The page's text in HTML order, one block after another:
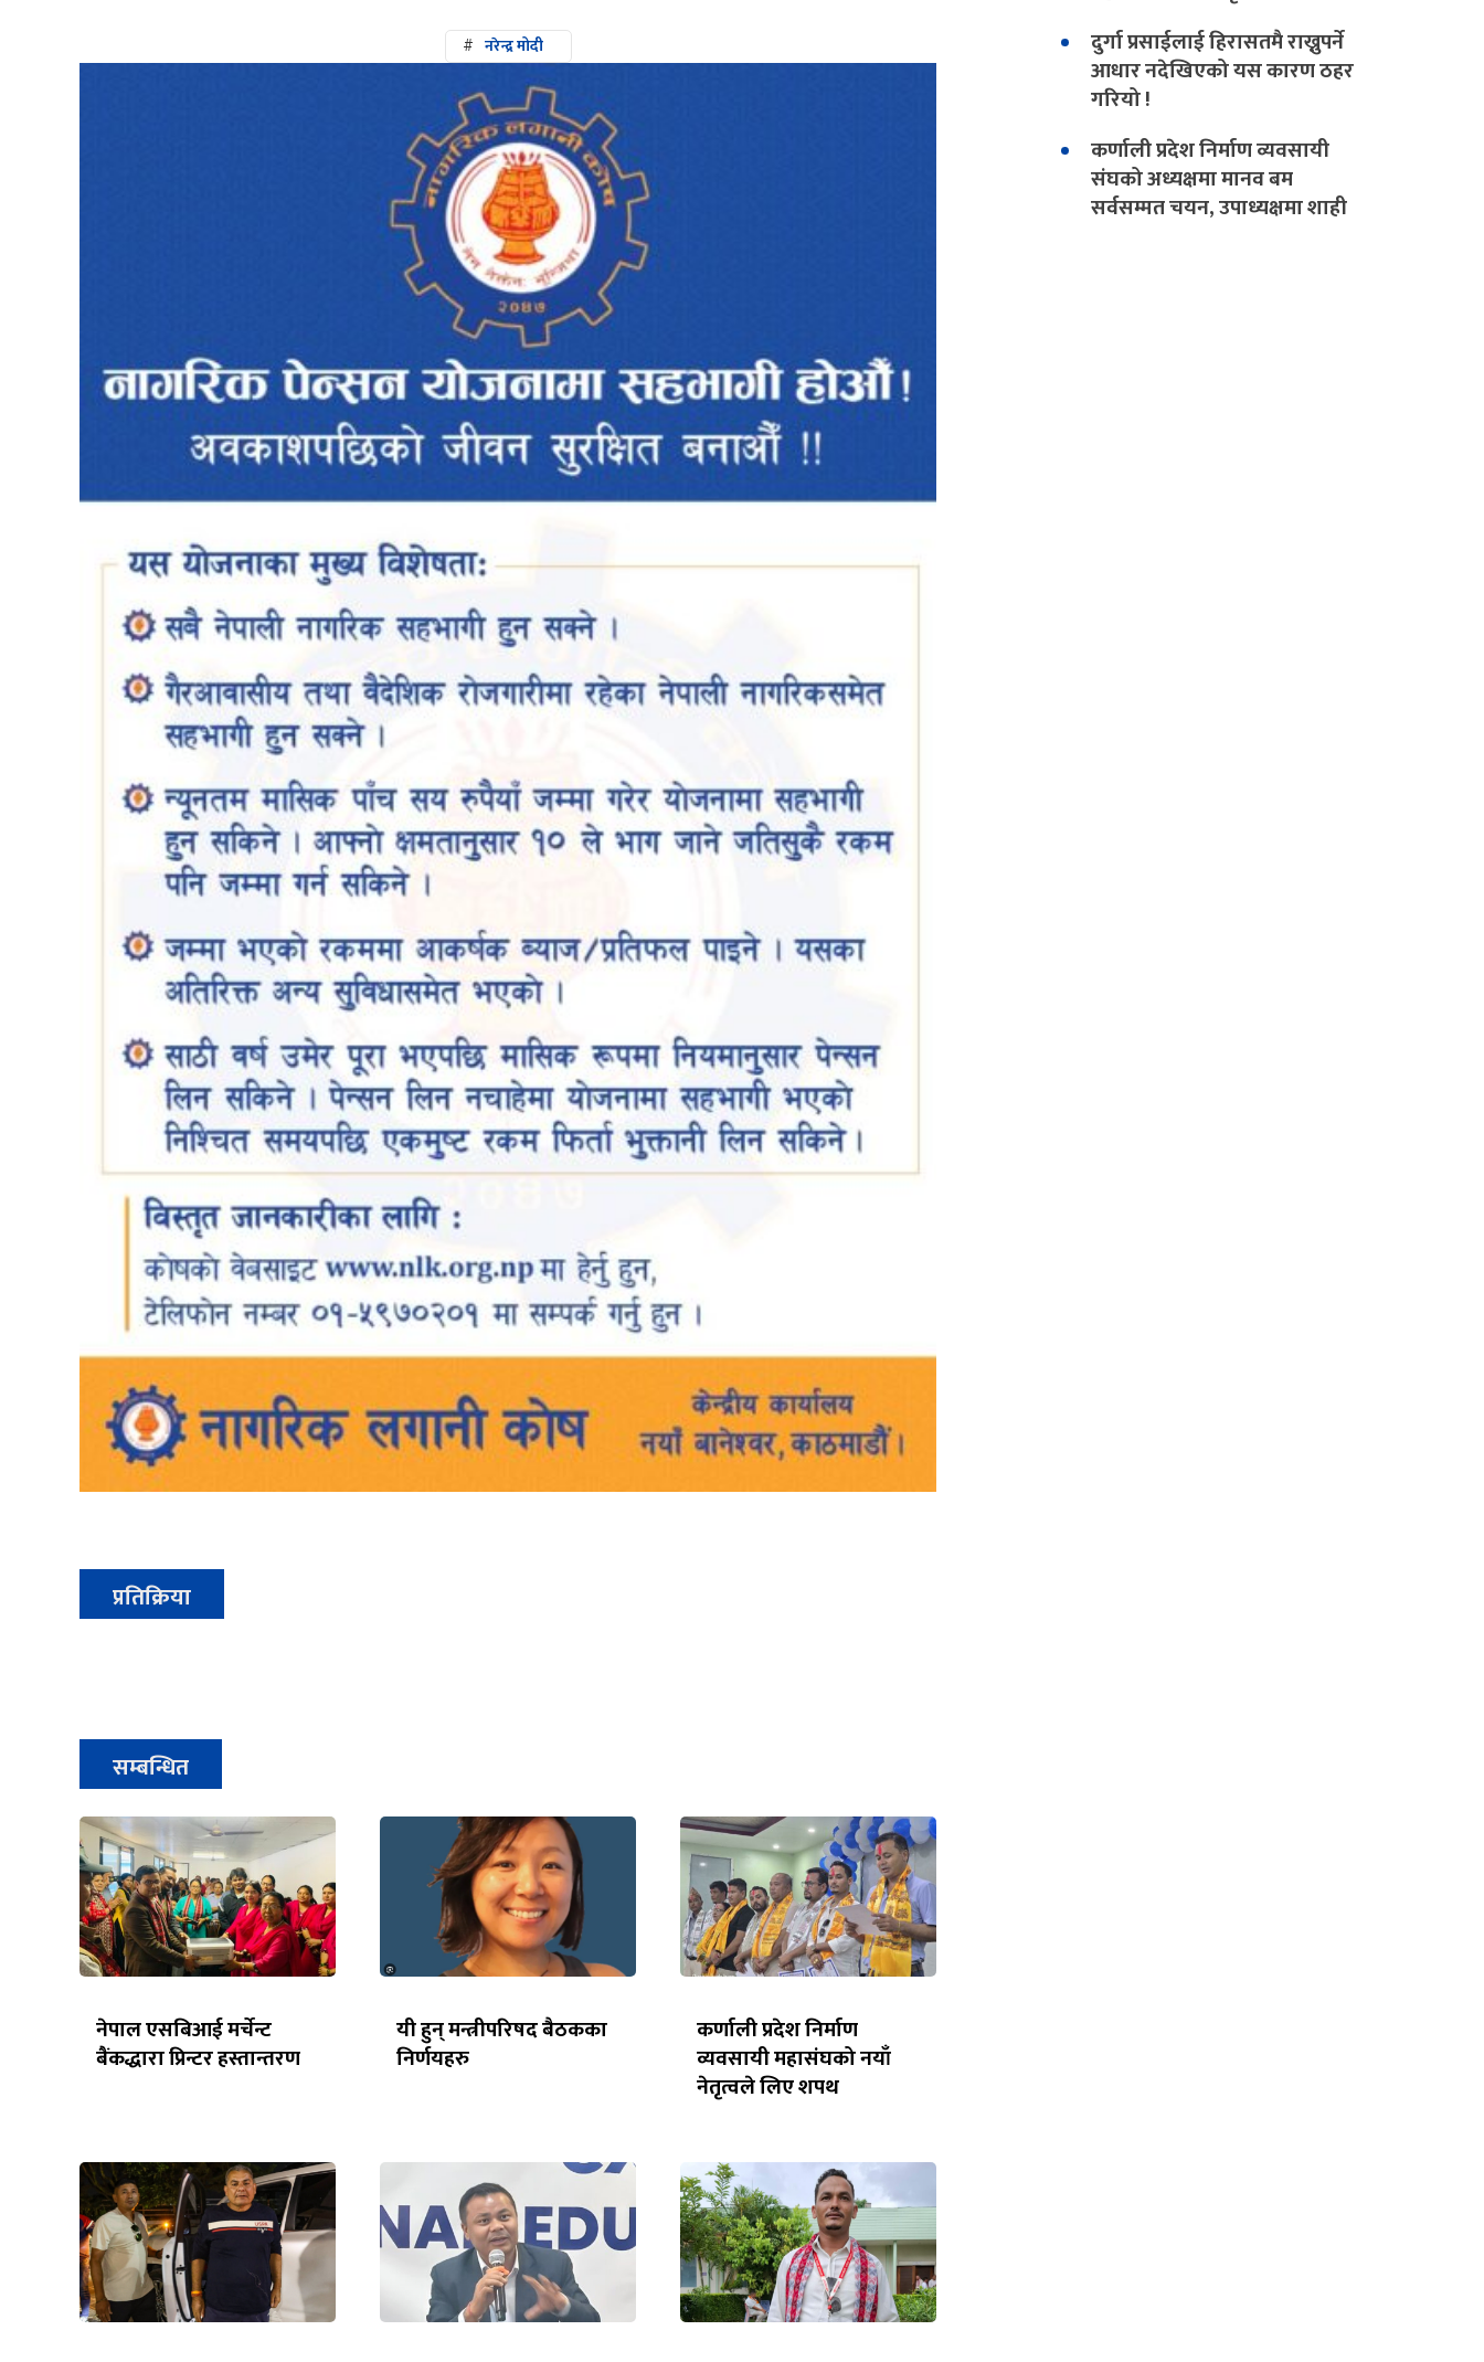
# नरेन्द्र मोदी
प्रतिक्रिया
सम्बन्धित
नेपाल एसबिआई मर्चेन्ट
बैंकद्धारा प्रिन्टर हस्तान्तरण
यी हुन् मन्त्रीपरिषद बैठकका
निर्णयहरु
कर्णाली प्रदेश निर्माण
व्यवसायी महासंघको नयाँ
नेतृत्वले लिए शपथ
दुर्गा प्रसाईलाई हिरासतमै राख्नुपर्ने
आधार नदेखिएको यस कारण ठहर
गरियो !
कर्णाली प्रदेश निर्माण व्यवसायी
संघको अध्यक्षमा मानव बम
सर्वसम्मत चयन, उपाध्यक्षमा शाही